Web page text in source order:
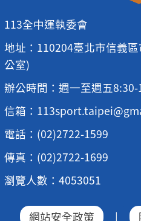
113全中運執委會
地址：110204臺北市信義
公室)
辦公時間：週一至週五8:30-
信箱：
電話：(02)2722-1599
傳真：(02)2722-1699
瀏覽人數：4053051
網站安全政策 |